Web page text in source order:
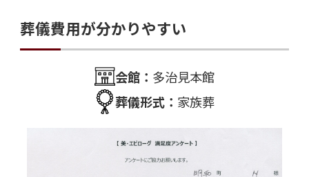
葬儀費用が分かりやすい
会館： 多治見本館
葬儀形式： 家族葬